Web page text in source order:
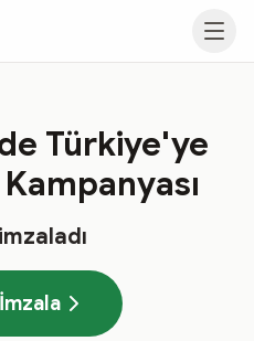
Türkiye'ye